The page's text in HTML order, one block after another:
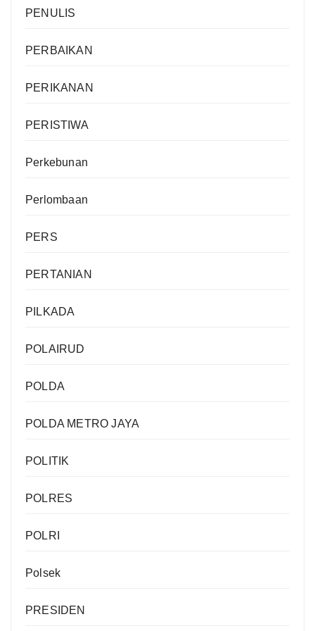
PENULIS
PERBAIKAN
PERIKANAN
PERISTIWA
Perkebunan
Perlombaan
PERS
PERTANIAN
PILKADA
POLAIRUD
POLDA
POLDA METRO JAYA
POLITIK
POLRES
POLRI
Polsek
PRESIDEN